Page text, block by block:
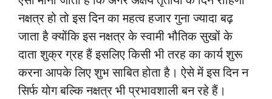
नक्षत्र हो तो इस दिन का महत्व हजार गुना ज्यादा बढ़
जाता है क्योंकि इस नक्षत्र के स्वामी भौतिक सुखों के
दाता शुक्र ग्रह हैं इसलिए किसी भी तरह का कार्य शुरू
करना आपके लिए शुभ साबित होता है। ऐसे में इस दिन न
सिर्फ योग बल्कि नक्षत्र भी प्रभावशाली बन रहे हैं।